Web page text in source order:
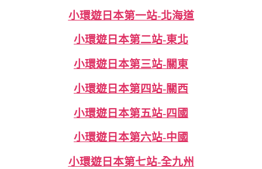
小環遊日本第一站-北海道
小環遊日本第二站-東北
小環遊日本第三站-關東
小環遊日本第四站-關西
小環遊日本第五站-四國
小環遊日本第六站-中國
小環遊日本第七站-全九州